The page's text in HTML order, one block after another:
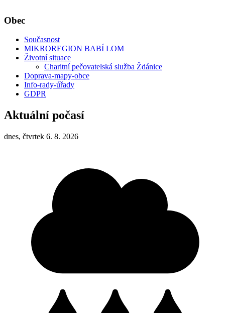
Obec
Současnost
MIKROREGION BABÍ LOM
Životní situace
Charitní pečovatelská služba Ždánice
Doprava-mapy-obce
Info-rady-úřady
GDPR
Aktuální počasí
dnes, čtvrtek 6. 8. 2026